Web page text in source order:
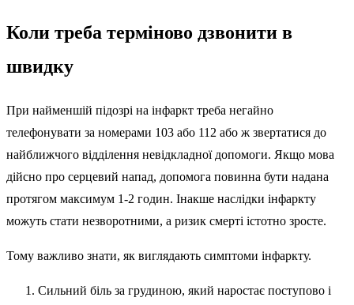
Коли треба терміново дзвонити в
швидку
При найменшій підозрі на інфаркт треба негайно
телефонувати за номерами 103 або 112 або ж звертатися до
найближчого відділення невідкладної допомоги. Якщо мова
дійсно про серцевий напад, допомога повинна бути надана
протягом максимум 1-2 годин. Інакше наслідки інфаркту
можуть стати незворотними, а ризик смерті істотно зросте.
Тому важливо знати, як виглядають симптоми інфаркту.
Сильний біль за грудиною, який наростає поступово і